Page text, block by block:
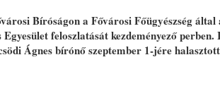
Bíróságon a Fővárosi Főügyészség
feloszlatását kezdeményező
Ágnes bírónő szeptember 1-jére